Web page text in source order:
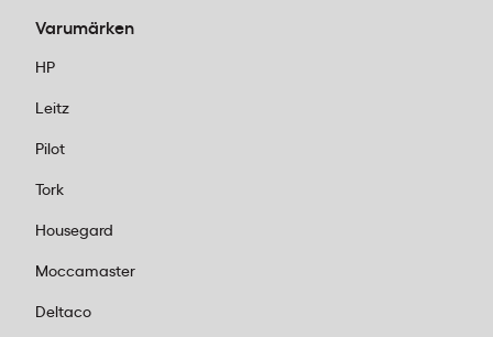
Varumärken
HP
Leitz
Pilot
Tork
Housegard
Moccamaster
Deltaco